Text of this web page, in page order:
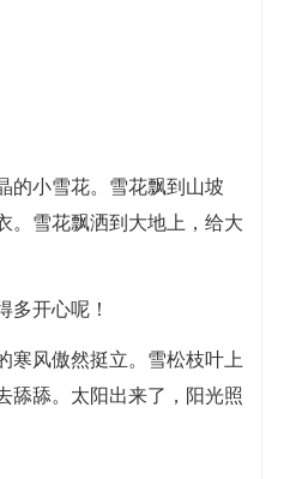
的小雪花。雪花飘到山坡
。雪花飘洒到大地上，给大
多开心呢！
寒风傲然挺立。雪松枝叶上
舔舔。太阳出来了，阳光照